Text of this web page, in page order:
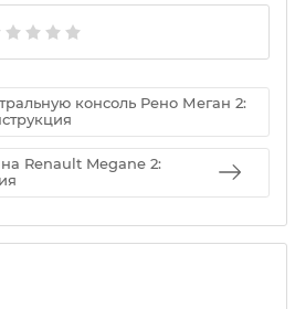
консоль Рено Меган 2:
Renault Megane 2: